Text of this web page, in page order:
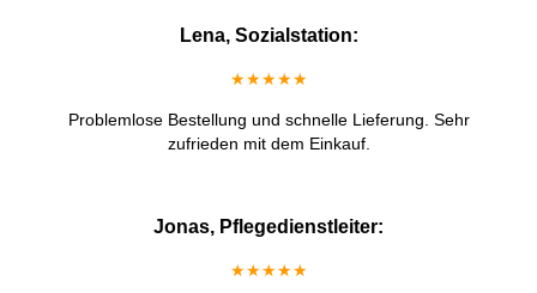
Lena, Sozialstation:
★★★★★
Problemlose Bestellung und schnelle Lieferung. Sehr
zufrieden mit dem Einkauf.
Jonas, Pflegedienstleiter:
★★★★★